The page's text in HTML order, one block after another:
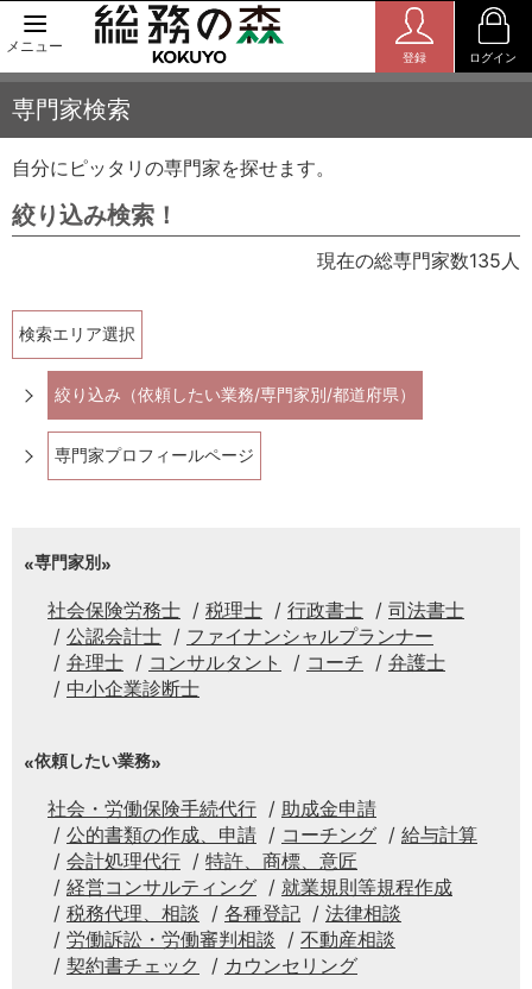
メニュー
登録 ログイン
専門家検索
自分にピッタリの専門家を探せます。
絞り込み検索！
現在の総専門家数135人
検索エリア選択
絞り込み（依頼したい業務/専門家別/都道府県）
専門家プロフィールページ
専門家別
社会保険労務士 税理士 行政書士
司法書士
公認会計士
ファイナンシャルプランナー
弁理士
コンサルタント コーチ
弁護士
中小企業診断士
依頼したい業務
社会・労働保険手続代行
助成金申請
公的書類の作成、申請
コーチング
給与計算
会計処理代行
特許、商標、意匠
経営コンサルティング
就業規則等規程作成
税務代理、相談
各種登記
法律相談
労働訴訟・労働審判相談
不動産相談
契約書チェック
カウンセリング